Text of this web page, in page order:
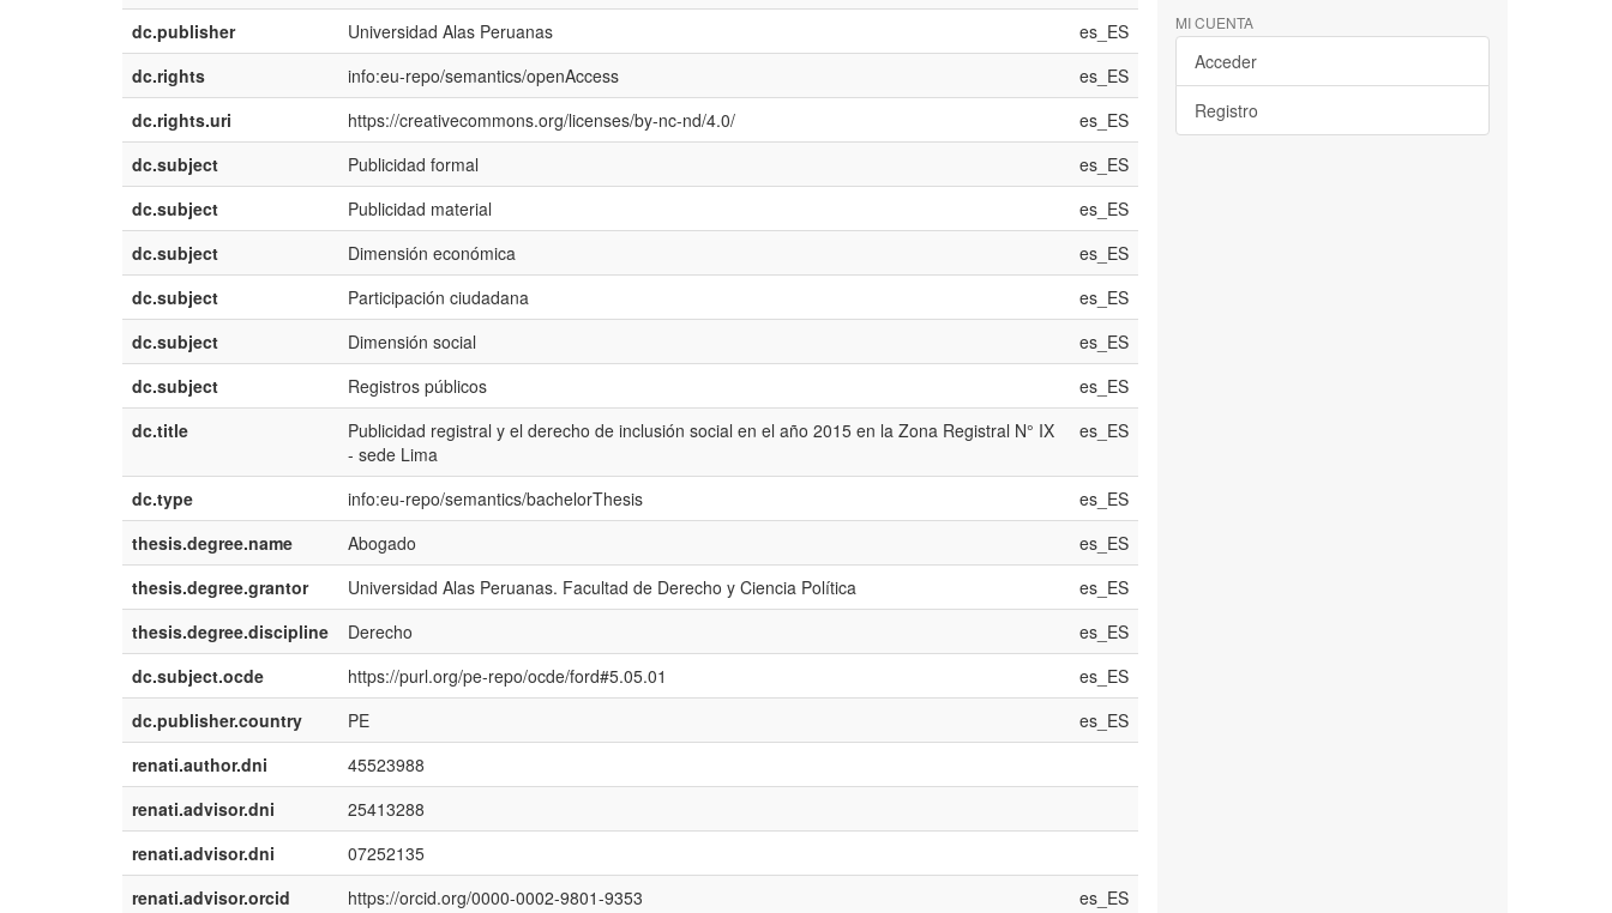
dc.publisher
Universidad Alas Peruanas
es_ES
dc.rights
info:eu-repo/semantics/openAccess
es_ES
dc.rights.uri
https://creativecommons.org/licenses/by-nc-nd/4.0/
es_ES
dc.subject
Publicidad formal
es_ES
dc.subject
Publicidad material
es_ES
dc.subject
Dimensión económica
es_ES
dc.subject
Participación ciudadana
es_ES
dc.subject
Dimensión social
es_ES
dc.subject
Registros públicos
es_ES
dc.title
Publicidad registral y el derecho de inclusión social en el año 2015 en la Zona Registral N° IX
- sede Lima
es_ES
dc.type info:eu-repo/semantics/bachelorThesis
es_ES
thesis.degree.name
Abogado
es_ES
thesis.degree.grantor
Universidad Alas Peruanas. Facultad de Derecho y Ciencia Política
es_ES
thesis.degree.discipline
Derecho
es_ES
dc.subject.ocde
https://purl.org/pe-repo/ocde/ford#5.05.01
es_ES
dc.publisher.country
PE
es_ES
renati.author.dni
45523988
renati.advisor.dni
25413288
renati.advisor.dni
07252135
renati.advisor.orcid
https://orcid.org/0000-0002-9801-9353
es_ES
MI CUENTA
Acceder
Registro